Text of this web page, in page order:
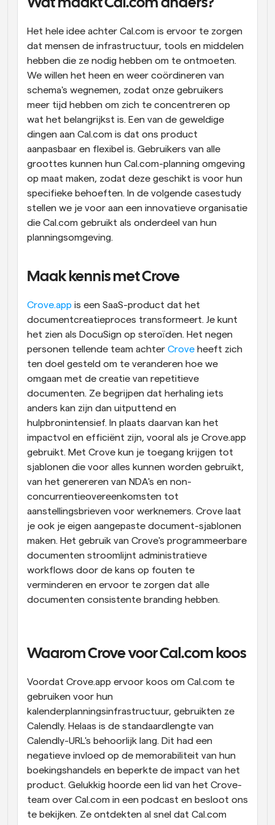
Supercharged planning met AI-gestuurde
oproepen
Automatiseer planning en herinneringen
Blog
Blijf op de hoogte van het laatste nieuws en updates
Instant Vergaderingen
Ontmoet cliënten binnen enkele minuten
Dynamische Groep Links
Boek naadloos vergaderingen met meerdere mensen
Webhooks
Ontvang een melding wanneer er iets gebeurt
Wat maakt Cal.com anders?
Het hele idee achter Cal.com is ervoor te zorgen
dat mensen de infrastructuur, tools en middelen
hebben die ze nodig hebben om te ontmoeten.
We willen het heen en weer coördineren van
schema's wegnemen, zodat onze gebruikers
meer tijd hebben om zich te concentreren op
wat het belangrijkst is. Een van de geweldige
dingen aan Cal.com is dat ons product
aanpasbaar en flexibel is. Gebruikers van alle
groottes kunnen hun Cal.com-planning omgeving
op maat maken, zodat deze geschikt is voor hun
specifieke behoeften. In de volgende casestudy
stellen we je voor aan een innovatieve organisatie
die Cal.com gebruikt als onderdeel van hun
planningsomgeving.
Maak kennis met Crove
Crove.app is een SaaS-product dat het
documentcreatieproces transformeert. Je kunt
het zien als DocuSign op steroïden. Het negen
personen tellende team achter Crove heeft zich
ten doel gesteld om te veranderen hoe we
omgaan met de creatie van repetitieve
documenten. Ze begrijpen dat herhaling iets
anders kan zijn dan uitputtend en
hulpbronintensief. In plaats daarvan kan het
impactvol en efficiënt zijn, vooral als je Crove.app
gebruikt. Met Crove kun je toegang krijgen tot
sjablonen die voor alles kunnen worden gebruikt,
van het genereren van NDA's en non-
concurrentieovereenkomsten tot
aanstellingsbrieven voor werknemers. Crove laat
je ook je eigen aangepaste document-sjablonen
maken. Het gebruik van Crove's programmeerbare
documenten stroomlijnt administratieve
workflows door de kans op fouten te
verminderen en ervoor te zorgen dat alle
documenten consistente branding hebben.
Waarom Crove voor Cal.com koos
Voordat Crove.app ervoor koos om Cal.com te
gebruiken voor hun
kalenderplanningsinfrastructuur, gebruikten ze
Calendly. Helaas is de standaardlengte van
Calendly-URL's behoorlijk lang. Dit had een
negatieve invloed op de memorabiliteit van hun
boekingshandels en beperkte de impact van het
product. Gelukkig hoorde een lid van het Crove-
team over Cal.com in een podcast en besloot ons
te bekijken. Ze ontdekten al snel dat Cal.com